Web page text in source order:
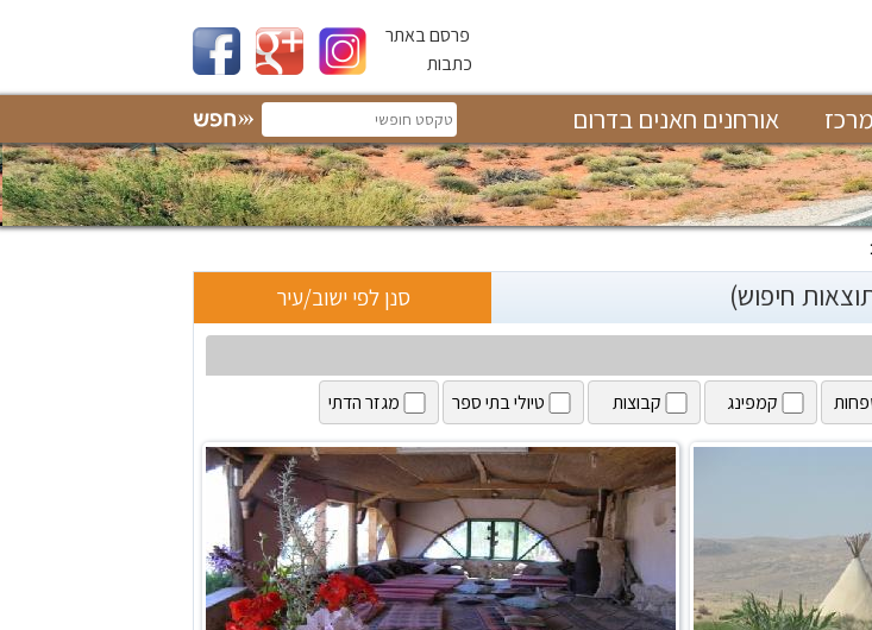
פרסם באתר
כתבות
אורחנים חאנים בדרום
סנן לפי ישוב/עיר
קמפינג קבוצות טיולי בתי ספר מגזר הדתי